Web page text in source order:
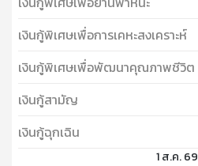
เงินกู้พิเศษเพื่อการเคหะสงเคราะห์
เงินกู้พิเศษเพื่อพัฒนาคุณภาพชีวิต
เงินกู้สามัญ
เงินกู้ฉุกเฉิน
1 ส.ค. 69